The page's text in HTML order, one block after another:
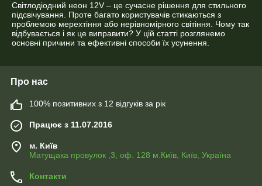
Світлодіодний неон 12V – це сучасне рішення для стильного
підсвічування. Проте багато користувачів стикаються з
проблемою мерехтіння або нерівномірного світіння. Чому так
відбувається і як це виправити? У цій статті розглянемо
основні причини та ефективні способи їх усунення.
Про нас
100% позитивних з 12 відгуків за рік
Працює з 11.07.2016
м. Київ
Матущака провулок ,3, оф. 128 м.Київ, Київ, Україна
Контакти